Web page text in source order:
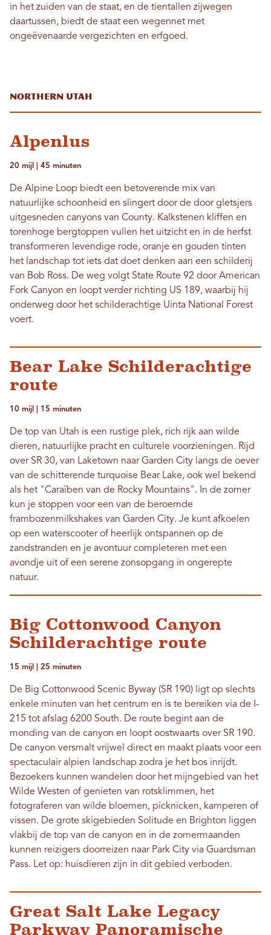
in het zuiden van de staat, en de tientallen zijwegen
daartussen, biedt de staat een wegennet met
ongeëvenaarde vergezichten en erfgoed.
Northern Utah
Alpenlus
20 mijl | 45 minuten
De Alpine Loop biedt een betoverende mix van
natuurlijke schoonheid en slingert door de door gletsjers
uitgesneden canyons van County. Kalkstenen kliffen en
torenhoge bergtoppen vullen het uitzicht en in de herfst
transformeren levendige rode, oranje en gouden tinten
het landschap tot iets dat doet denken aan een schilderij
van Bob Ross. De weg volgt State Route 92 door American
Fork Canyon en loopt verder richting US 189, waarbij hij
onderweg door het schilderachtige Uinta National Forest
voert.
Bear Lake Schilderachtige
route
10 mijl | 15 minuten
De top van Utah is een rustige plek, rich rijk aan wilde
dieren, natuurlijke pracht en culturele voorzieningen. Rijd
over SR 30, van Laketown naar Garden City langs de oever
van de schitterende turquoise Bear Lake, ook wel bekend
als het "Caraïben van de Rocky Mountains". In de zomer
kun je stoppen voor een van de beroemde
frambozenmilkshakes van Garden City. Je kunt afkoelen
op een waterscooter of heerlijk ontspannen op de
zandstranden en je avontuur completeren met een
avondje uit of een serene zonsopgang in ongerepte
natuur.
Big Cottonwood Canyon
Schilderachtige route
15 mijl | 25 minuten
De Big Cottonwood Scenic Byway (SR 190) ligt op slechts
enkele minuten van het centrum en is te bereiken via de I-
215 tot afslag 6200 South. De route begint aan de
monding van de canyon en loopt oostwaarts over SR 190.
De canyon versmalt vrijwel direct en maakt plaats voor een
spectaculair alpien landschap zodra je het bos inrijdt.
Bezoekers kunnen wandelen door het mijngebied van het
Wilde Westen of genieten van rotsklimmen, het
fotograferen van wilde bloemen, picknicken, kamperen of
vissen. De grote skigebieden Solitude en Brighton liggen
vlakbij de top van de canyon en in de zomermaanden
kunnen reizigers doorreizen naar Park City via Guardsman
Pass. Let op: huisdieren zijn in dit gebied verboden.
Great Salt Lake Legacy
Parkway Panoramische